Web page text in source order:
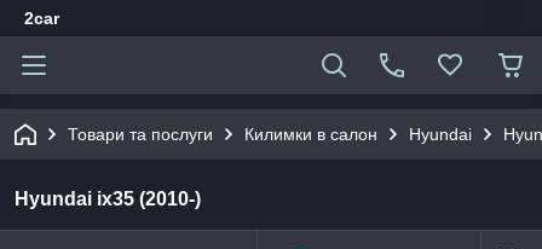
2car
Товари та послуги Килимки в салон Hyundai
Hyundai ix35 (2010-)